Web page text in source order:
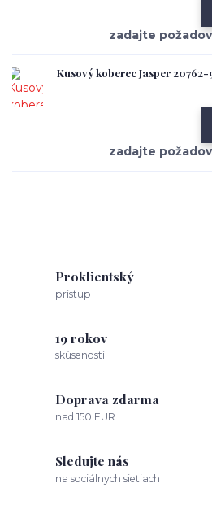
Kusový koberec Jasper 20762-
Proklientský
prístup
19 rokov
skúseností
Doprava zdarma
nad 150 EUR
Sledujte nás
na sociálnych sietiach